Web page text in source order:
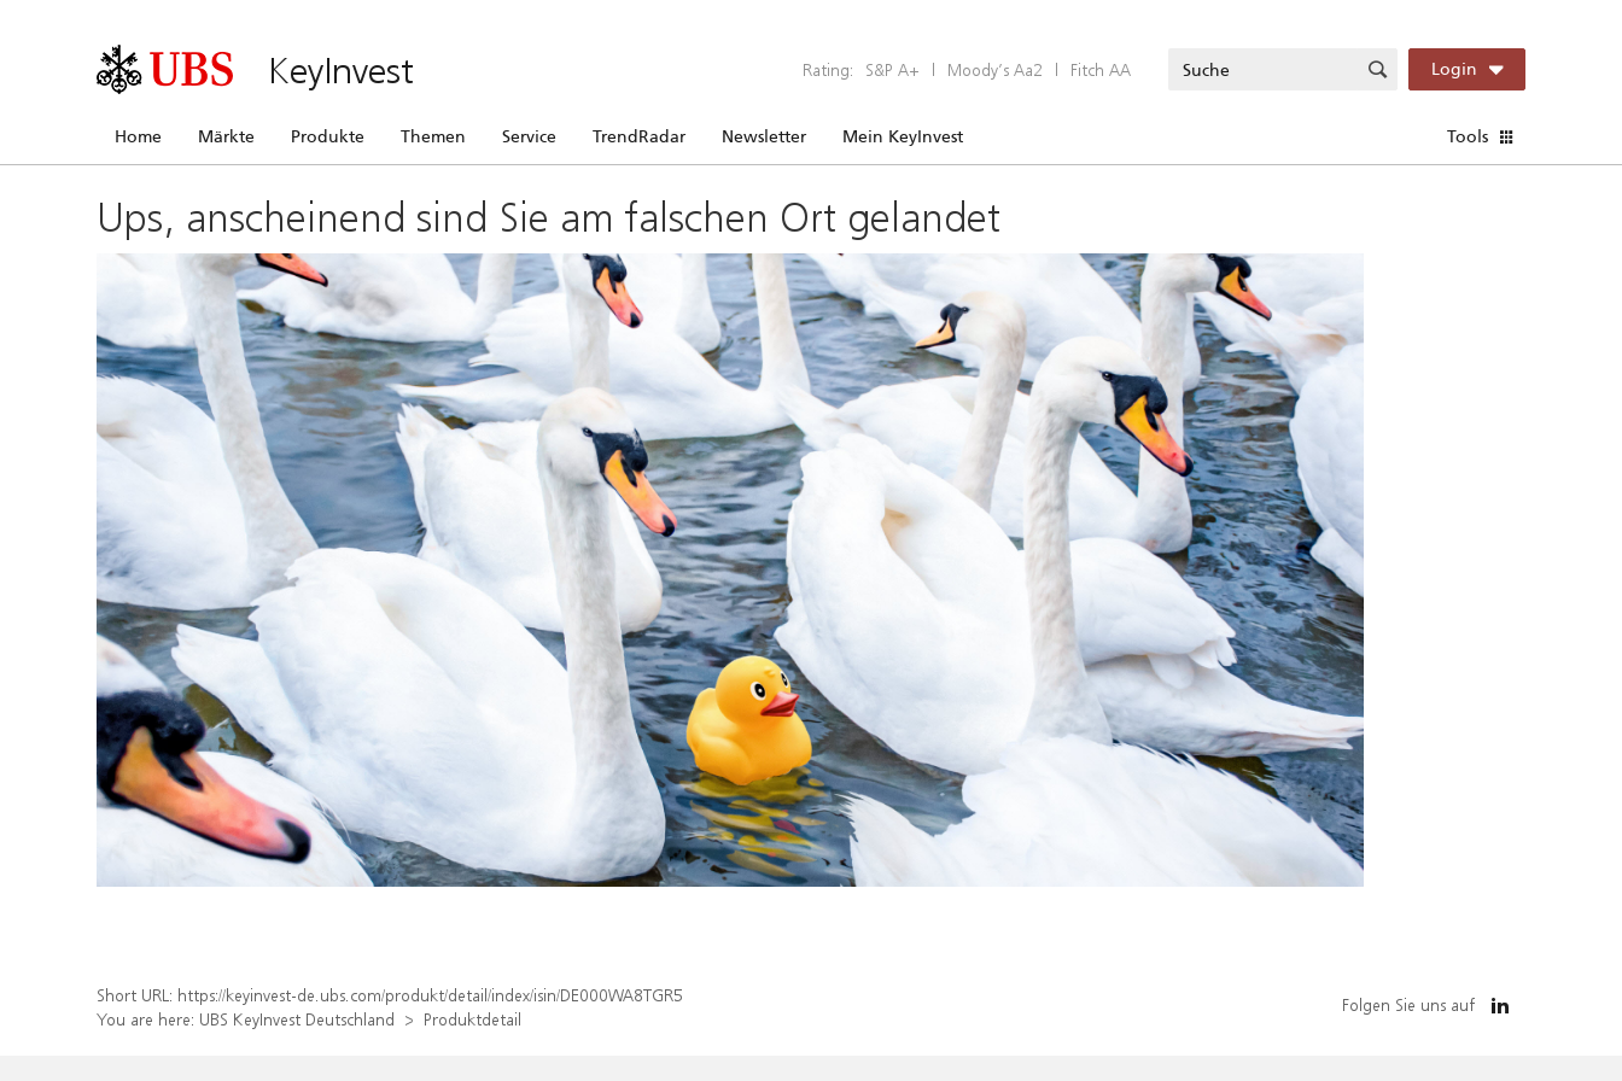
KeyInvest Rating: S&P A+ | Moody’s Aa2 | Fitch AA Login
Home Märkte Produkte Themen Service TrendRadar Newsletter Mein KeyInvest Tools
Ups, anscheinend sind Sie am falschen Ort gelandet
Short URL: https://keyinvest-de.ubs.com/produkt/detail/index/isin/DE000WA8TGR5
You are here: UBS KeyInvest Deutschland Produktdetail
Folgen Sie uns auf